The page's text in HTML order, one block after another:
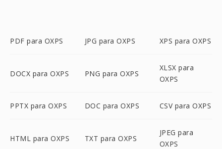
PDF para OXPS JPG para OXPS XPS para OXPS
DOCX para OXPS PNG para OXPS
XLSX para
OXPS
PPTX para OXPS DOC para OXPS CSV para OXPS
HTML para OXPS TXT para OXPS
JPEG para
OXPS